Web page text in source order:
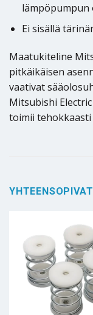
lämpöpumpun
Ei sisällä
Maatukiteline
pitkäikäisen
vaativat
Mitsubishi
toimii